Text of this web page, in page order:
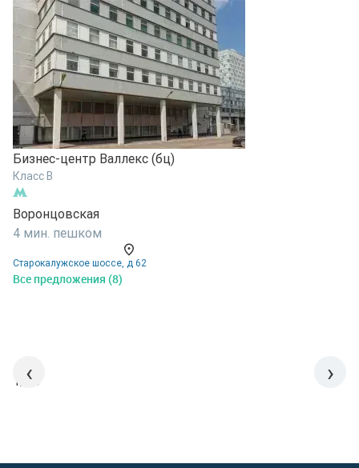
Бизнес-центр Валлекс (бц)
Класс B
Воронцовская
4 мин. пешком
Старокалужское шоссе, д 62
Все предложения (8)
‹ ›
1/15